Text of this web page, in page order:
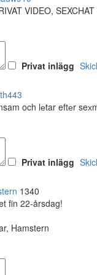
VIDEO, SEXCHAT
Privat inlägg
och lеtar eftеr
Privat inlägg
1340
fin 22-årsdag!
Hamstern